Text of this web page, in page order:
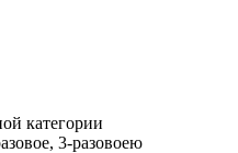
категории
3-разовоею